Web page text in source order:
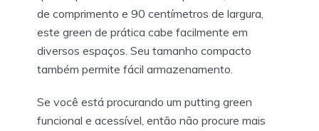
de comprimento e 90 centímetros de largura,
este green de prática cabe facilmente em
diversos espaços. Seu tamanho compacto
também permite fácil armazenamento.
Se você está procurando um putting green
funcional e acessível, então não procure mais